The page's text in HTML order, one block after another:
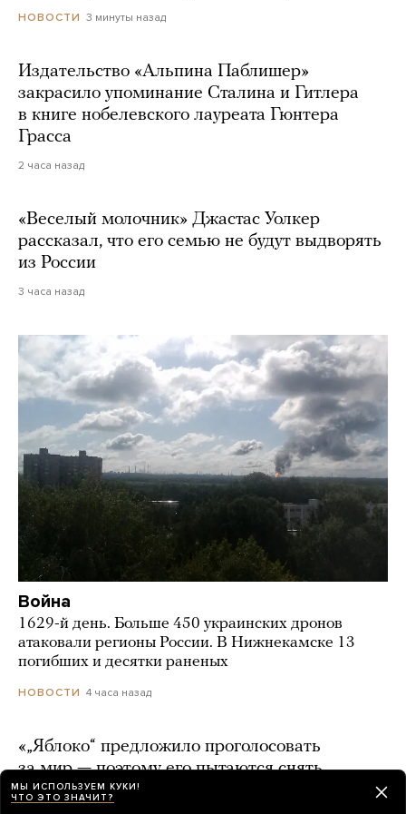
НОВОСТИ 3 минуты назад
Издательство «Альпина Паблишер»
закрасило упоминание Сталина и Гитлера
в книге нобелевского лауреата Гюнтера
Грасса
2 часа назад
«Веселый молочник» Джастас Уолкер
рассказал, что его семью не будут выдворять
из России
3 часа назад
Война
1629-й день. Больше 450 украинских дронов
атаковали регионы России. В Нижнекамске 13
погибших и десятки раненых
НОВОСТИ 4 часа назад
«„Яблоко“ предложило проголосовать
за мир — поэтому его пытаются снять
с выборов». Явлинский выступил в поддержку
МЫ ИСПОЛЬЗУЕМ КУКИ!
ЧТО ЭТО ЗНАЧИТ?